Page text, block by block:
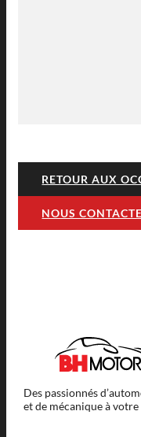
RETOUR AUX
NOUS
Des passionnés
et de mécanique à